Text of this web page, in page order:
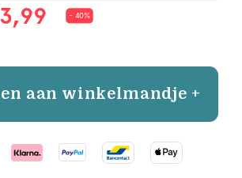
- 40%
aan winkelmandje +